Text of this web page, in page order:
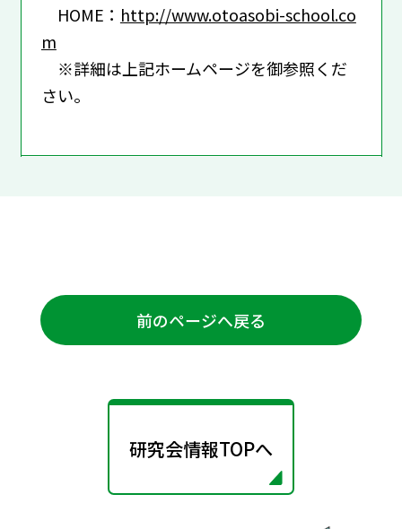
HOME： http://www.otoasobi-school.co
m
※詳細は上記ホームページを御参照くだ
さい。
前のページへ戻る
研究会情報TOPへ